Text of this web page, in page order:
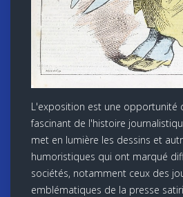
L'exposition est une opportunité
fascinant de l'histoire
met en lumière les dessins et
humoristiques qui ont marqué
sociétés, notamment ceux des
emblématiques de la presse